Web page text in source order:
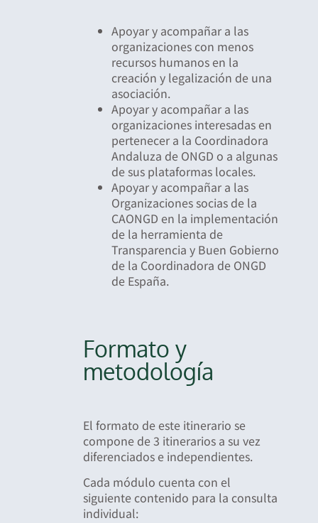
Apoyar y acompañar a las
organizaciones con menos
recursos humanos en la
creación y legalización de una
asociación.
Apoyar y acompañar a las
organizaciones interesadas en
pertenecer a la Coordinadora
Andaluza de ONGD o a algunas
de sus plataformas locales.
Apoyar y acompañar a las
Organizaciones socias de la
CAONGD en la implementación
de la herramienta de
Transparencia y Buen Gobierno
de la Coordinadora de ONGD
de España.
Formato y
metodología
El formato de este itinerario se
compone de 3 itinerarios a su vez
diferenciados e independientes.
Cada módulo cuenta con el
siguiente contenido para la consulta
individual: